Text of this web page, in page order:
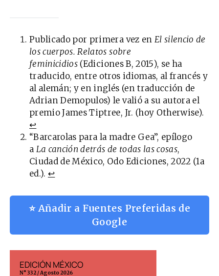
Publicado por primera vez en El silencio de
los cuerpos. Relatos sobre
feminicidios (Ediciones B, 2015), se ha
traducido, entre otros idiomas, al francés y
al alemán; y en inglés (en traducción de
Adrian Demopulos) le valió a su autora el
premio James Tiptree, Jr. (hoy Otherwise).
↩︎
“Barcarolas para la madre Gea”, epílogo
a La canción detrás de todas las cosas,
Ciudad de México, Odo Ediciones, 2022 (1a
ed.).↩︎
⭐ Añadir a Fuentes Preferidas de
Google
EDICIÓN MÉXICO
N° 332 / Agosto 2026